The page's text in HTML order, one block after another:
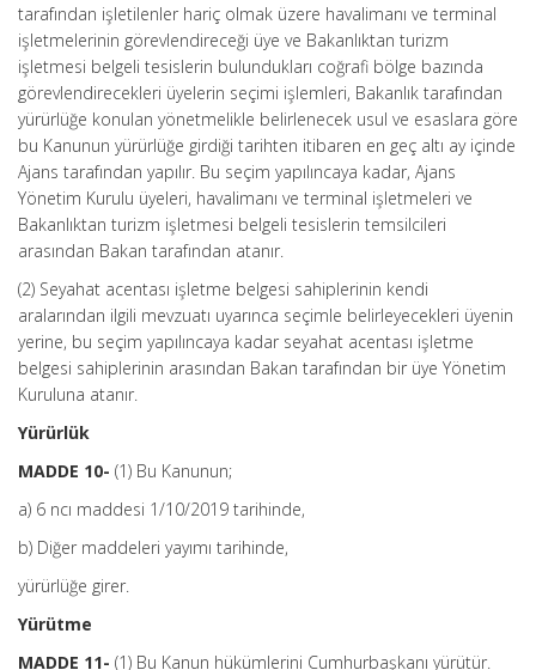
tarafından işletilenler hariç olmak üzere havalimanı ve terminal
işletmelerinin görevlendireceği üye ve Bakanlıktan turizm
işletmesi belgeli tesislerin bulundukları coğrafi bölge bazında
görevlendirecekleri üyelerin seçimi işlemleri, Bakanlık tarafından
yürürlüğe konulan yönetmelikle belirlenecek usul ve esaslara göre
bu Kanunun yürürlüğe girdiği tarihten itibaren en geç altı ay içinde
Ajans tarafından yapılır. Bu seçim yapılıncaya kadar, Ajans
Yönetim Kurulu üyeleri, havalimanı ve terminal işletmeleri ve
Bakanlıktan turizm işletmesi belgeli tesislerin temsilcileri
arasından Bakan tarafından atanır.
(2) Seyahat acentası işletme belgesi sahiplerinin kendi
aralarından ilgili mevzuatı uyarınca seçimle belirleyecekleri üyenin
yerine, bu seçim yapılıncaya kadar seyahat acentası işletme
belgesi sahiplerinin arasından Bakan tarafından bir üye Yönetim
Kuruluna atanır.
Yürürlük
MADDE 10- (1) Bu Kanunun;
a) 6 ncı maddesi 1/10/2019 tarihinde,
b) Diğer maddeleri yayımı tarihinde,
yürürlüğe girer.
Yürütme
MADDE 11- (1) Bu Kanun hükümlerini Cumhurbaşkanı yürütür.